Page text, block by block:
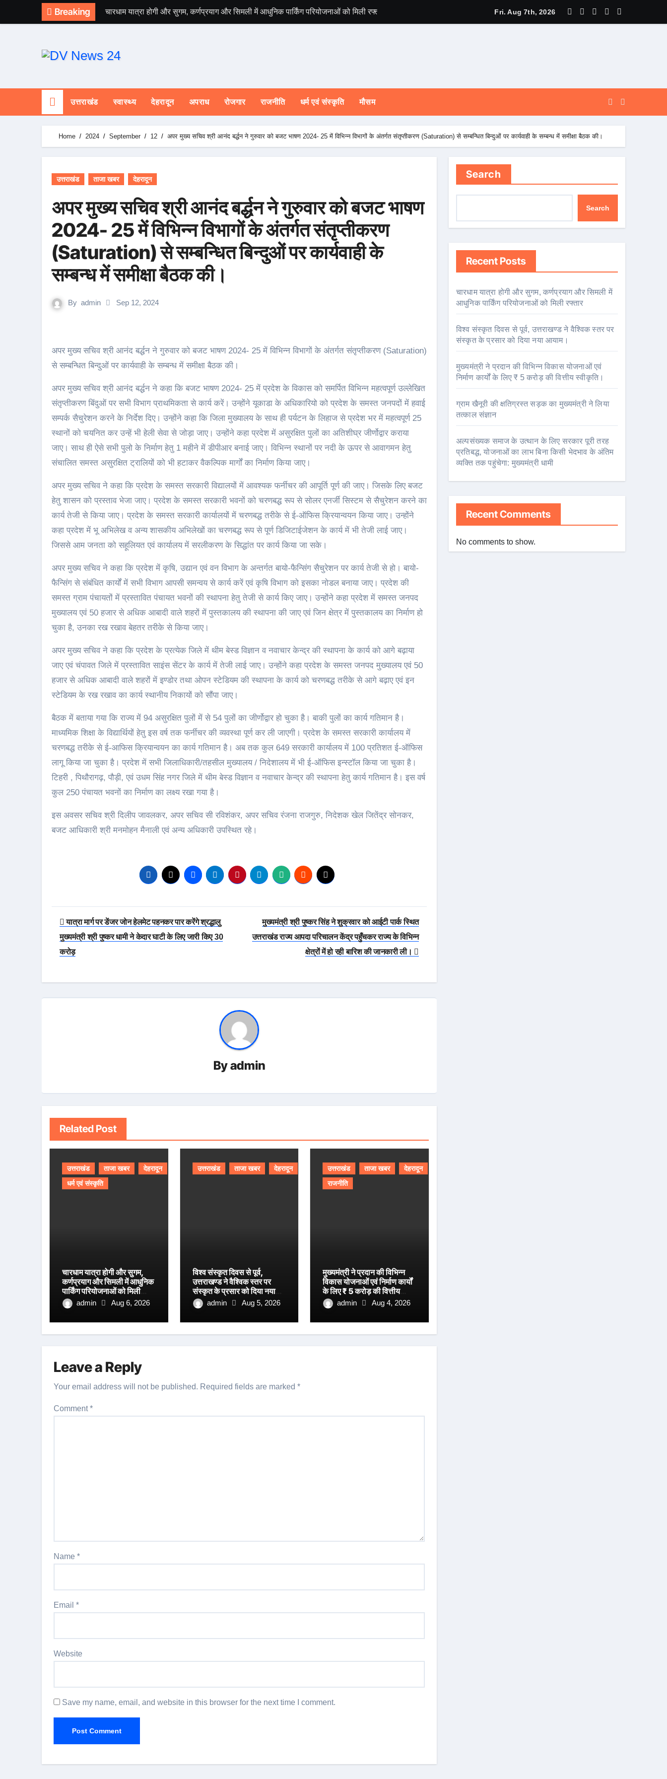
Breaking चारधाम यात्रा होगी और सुगम, कर्णप्रयाग और सिमली में आधुनिक पार्किंग परियोजनाओं को मिली रफ्तार विश्व संस्कृत दिवस से पूर्व, उत्तराखण्ड ने वैश्विक स्तर पर संस्कृत के प्रसार को दिया नया आयाम।
Fri. Aug 7th, 2026
उत्तराखंड स्वास्थ्य देहरादून अपराध रोजगार राजनीति धर्म एवं संस्कृति मौसम
Home 2024 September 12 अपर मुख्य सचिव श्री आनंद बर्द्धन ने गुरुवार को बजट भाषण 2024- 25 में विभिन्न विभागों के अंतर्गत संतृप्तीकरण (Saturation) से सम्बन्धित बिन्दुओं पर कार्यवाही के सम्बन्ध में समीक्षा बैठक की।
उत्तराखंड ताजा खबर देहरादून
अपर मुख्य सचिव श्री आनंद बर्द्धन ने गुरुवार को बजट भाषण
2024- 25 में विभिन्न विभागों के अंतर्गत संतृप्तीकरण
(Saturation) से सम्बन्धित बिन्दुओं पर कार्यवाही के
सम्बन्ध में समीक्षा बैठक की।
By admin Sep 12, 2024
अपर मुख्य सचिव श्री आनंद बर्द्धन ने गुरुवार को बजट भाषण 2024- 25 में विभिन्न विभागों के अंतर्गत संतृप्तीकरण (Saturation)
से सम्बन्धित बिन्दुओं पर कार्यवाही के सम्बन्ध में समीक्षा बैठक की।
अपर मुख्य सचिव श्री आनंद बर्द्धन ने कहा कि बजट भाषण 2024- 25 में प्रदेश के विकास को समर्पित विभिन्न महत्वपूर्ण उल्लेखित
संतृप्तीकरण बिंदुओं पर सभी विभाग प्राथमिकता से कार्य करें। उन्होंने यूकाडा के अधिकारियो को प्रदेश के समस्त जनपदों में हवाई
सम्पर्क सैचुरेशन करने के निर्देश दिए। उन्होंने कहा कि जिला मुख्यालय के साथ ही पर्यटन के लिहाज से प्रदेश भर में महत्वपूर्ण 25
स्थानों को चयनित कर उन्हें भी हेली सेवा से जोड़ा जाए। उन्होंने कहा प्रदेश में असुरक्षित पुलों का अतिशीघ्र जीर्णोद्वार कराया
जाए। साथ ही ऐसे सभी पुलो के निर्माण हेतु 1 महीने में डीपीआर बनाई जाए। विभिन्न स्थानों पर नदी के ऊपर से आवागमन हेतु
संचालित समस्त असुरक्षित ट्रालियों को भी हटाकर वैकल्पिक मार्गों का निर्माण किया जाए।
अपर मुख्य सचिव ने कहा कि प्रदेश के समस्त सरकारी विद्यालयों में आवश्यक फर्नीचर की आपूर्ति पूर्ण की जाए। जिसके लिए बजट
हेतु शासन को प्रस्ताव भेजा जाए। प्रदेश के समस्त सरकारी भवनों को चरणबद्ध रूप से सोलर एनर्जी सिस्टम से सैचुरेशन करने का
कार्य तेजी से किया जाए। प्रदेश के समस्त सरकारी कार्यालयों में चरणबद्ध तरीके से ई-ऑफिस क्रियान्वयन किया जाए। उन्होंने
कहा प्रदेश में भू अभिलेख व अन्य शासकीय अभिलेखों का चरणबद्ध रूप से पूर्ण डिजिटाईजेशन के कार्य में भी तेजी लाई जाए।
जिससे आम जनता को सहूलियत एवं कार्यालय में सरलीकरण के सिद्धांत पर कार्य किया जा सके।
अपर मुख्य सचिव ने कहा कि प्रदेश में कृषि, उद्यान एवं वन विभाग के अन्तर्गत बायो-फैन्सिंग सैचुरेशन पर कार्य तेजी से हो। बायो-
फैन्सिंग से संबंधित कार्यों में सभी विभाग आपसी समन्वय से कार्य करें एवं कृषि विभाग को इसका नोडल बनाया जाए। प्रदेश की
समस्त ग्राम पंचायतों में प्रस्तावित पंचायत भवनों की स्थापना हेतु तेजी से कार्य किए जाए। उन्होंने कहा प्रदेश में समस्त जनपद
मुख्यालय एवं 50 हजार से अधिक आबादी वाले शहरों में पुस्तकालय की स्थापना की जाए एवं जिन क्षेत्र में पुस्तकालय का निर्माण हो
चुका है, उनका रख रखाव बेहतर तरीके से किया जाए।
अपर मुख्य सचिव ने कहा कि प्रदेश के प्रत्येक जिले में थीम बेस्ड विज्ञान व नवाचार केन्द्र की स्थापना के कार्य को आगे बढ़ाया
जाए एवं चंपावत जिले में प्रस्तावित साइंस सेंटर के कार्य में तेजी लाई जाए। उन्होंने कहा प्रदेश के समस्त जनपद मुख्यालय एवं 50
हजार से अधिक आबादी वाले शहरों में इण्डोर तथा ओपन स्टेडियम की स्थापना के कार्य को चरणबद्ध तरीके से आगे बढ़ाए एवं इन
स्टेडियम के रख रखाव का कार्य स्थानीय निकायों को सौंपा जाए।
बैठक में बताया गया कि राज्य में 94 असुरक्षित पुलों में से 54 पुलों का जीर्णोद्वार हो चुका है। बाकी पुलों का कार्य गतिमान है।
माध्यमिक शिक्षा के विद्यार्थियों हेतु इस वर्ष तक फर्नीचर की व्यवस्था पूर्ण कर ली जाएगी। प्रदेश के समस्त सरकारी कार्यालय में
चरणबद्ध तरीके से ई-आफिस क्रियान्वयन का कार्य गतिमान है। अब तक कुल 649 सरकारी कार्यालय में 100 प्रतिशत ई-ऑफिस
लागू किया जा चुका है। प्रदेश में सभी जिलाधिकारी/तहसील मुख्यालय / निदेशालय में भी ई-ऑफिस इन्स्टॉल किया जा चुका है।
टिहरी , पिथौरागढ़, पौड़ी, एवं उधम सिंह नगर जिले में थीम बेस्ड विज्ञान व नवाचार केन्द्र की स्थापना हेतु कार्य गतिमान है। इस वर्ष
कुल 250 पंचायत भवनों का निर्माण का लक्ष्य रखा गया है।
इस अवसर सचिव श्री दिलीप जावलकर, अपर सचिव सी रविशंकर, अपर सचिव रंजना राजगुरु, निदेशक खेल जितेंद्र सोनकर,
बजट आधिकारी श्री मनमोहन मैनाली एवं अन्य अधिकारी उपस्थित रहे।
Post
navigation
यात्रा मार्ग पर डेंजर जोन हेलमेट पहनकर पार करेंगे श्रद्धालु
मुख्यमंत्री श्री पुष्कर धामी ने केदार घाटी के लिए जारी किए 30
करोड़
मुख्यमंत्री श्री पुष्कर सिंह ने शुक्रवार को आईटी पार्क स्थित
उत्तराखंड राज्य आपदा परिचालन केंद्र पहुँचकर राज्य के विभिन्न
क्षेत्रों में हो रही बारिश की जानकारी ली।
Byadmin
Related Post
उत्तराखंड ताजा खबर
देहरादून
धर्म एवं संस्कृति
चारधाम यात्रा होगी और सुगम,
कर्णप्रयाग और सिमली में आधुनिक
पार्किंग परियोजनाओं को मिली
रफ्तारadmin Aug 6, 2026
उत्तराखंड ताजा खबर देहरादून
विश्व संस्कृत दिवस से पूर्व,
उत्तराखण्ड ने वैश्विक स्तर पर
संस्कृत के प्रसार को दिया नया
आयाम।admin Aug 5, 2026
उत्तराखंड ताजा खबर
देहरादून
राजनीति
मुख्यमंत्री ने प्रदान की विभिन्न
विकास योजनाओं एवं निर्माण कार्यों
के लिए ₹ 5 करोड़ की वित्तीय
स्वीकृति।
admin Aug 4, 2026
Leave a Reply
Your email address will not be published. Required fields are marked *
Comment*
Name *
Email *
Website
Save my name, email, and website in this browser for the next time I comment.
Search
Search
Recent Posts
चारधाम यात्रा होगी और सुगम, कर्णप्रयाग और सिमली में
आधुनिक पार्किंग परियोजनाओं को मिली रफ्तार
विश्व संस्कृत दिवस से पूर्व, उत्तराखण्ड ने वैश्विक स्तर पर
संस्कृत के प्रसार को दिया नया आयाम।
मुख्यमंत्री ने प्रदान की विभिन्न विकास योजनाओं एवं
निर्माण कार्यों के लिए ₹ 5 करोड़ की वित्तीय स्वीकृति।
ग्राम खैनूरी की क्षतिग्रस्त सड़क का मुख्यमंत्री ने लिया
तत्काल संज्ञान
अल्पसंख्यक समाज के उत्थान के लिए सरकार पूरी तरह
प्रतिबद्ध, योजनाओं का लाभ बिना किसी भेदभाव के अंतिम
व्यक्ति तक पहुंचेगा: मुख्यमंत्री धामी
Recent Comments
No comments to show.